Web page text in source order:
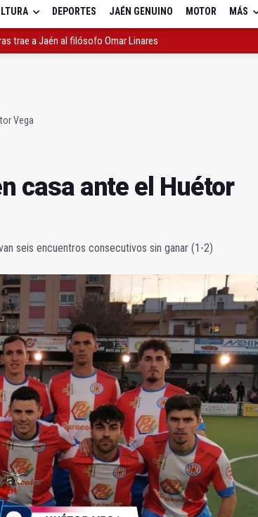
DEPORTES JAÉN GENUINO MOTOR MÁS
trae a Jaén al filósofo Omar Linares
Vega
casa ante el Huétor
seis encuentros consecutivos sin ganar (1-2)